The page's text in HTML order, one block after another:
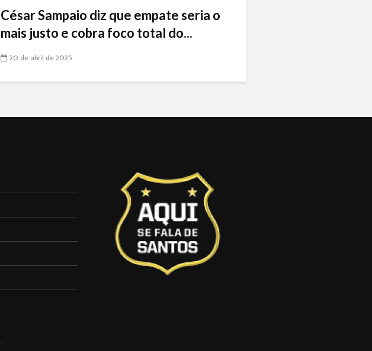
César Sampaio diz que empate seria o
mais justo e cobra foco total do...
20 de abril de 2025